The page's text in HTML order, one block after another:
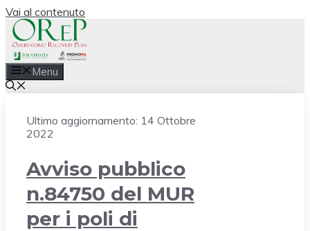
Vai al contenuto
Menu
Ultimo aggiornamento: 14 Ottobre
2022
Avviso pubblico
n.84750 del MUR
per i poli di